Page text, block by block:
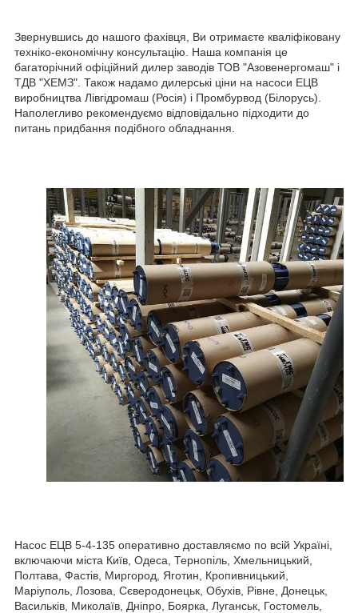
Звернувшись до нашого фахівця, Ви отримаєте кваліфіковану
техніко-економічну консультацію. Наша компанія це
багаторічний офіційний дилер заводів ТОВ "Азовенергомаш" і
ТДВ "ХЕМЗ". Також надамо дилерські ціни на насоси ЕЦВ
виробництва Лівгідромаш (Росія) і Промбурвод (Білорусь).
Наполегливо рекомендуємо відповідально підходити до
питань придбання подібного обладнання.
Насос ЕЦВ 5-4-135 оперативно доставляємо по всій Україні,
включаючи міста Київ, Одеса, Тернопіль, Хмельницький,
Полтава, Фастів, Миргород, Яготин, Кропивницький,
Маріуполь, Лозова, Сєверодонецьк, Обухів, Рівне, Донецьк,
Васильків, Миколаїв, Дніпро, Боярка, Луганськ, Гостомель,